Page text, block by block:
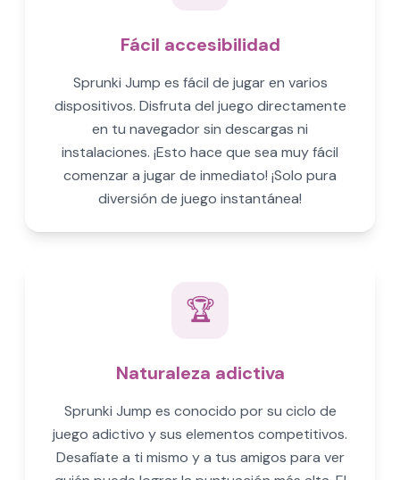
Fácil accesibilidad
Sprunki Jump es fácil de jugar en varios
dispositivos. Disfruta del juego directamente
en tu navegador sin descargas ni
instalaciones. ¡Esto hace que sea muy fácil
comenzar a jugar de inmediato! ¡Solo pura
diversión de juego instantánea!
🏆
Naturaleza adictiva
Sprunki Jump es conocido por su ciclo de
juego adictivo y sus elementos competitivos.
Desafíate a ti mismo y a tus amigos para ver